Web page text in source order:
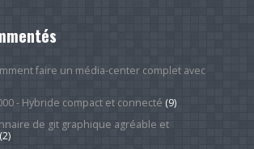
faire un média-center complet avec
- Hybride compact et connecté (9)
de git graphique agréable et
(2)